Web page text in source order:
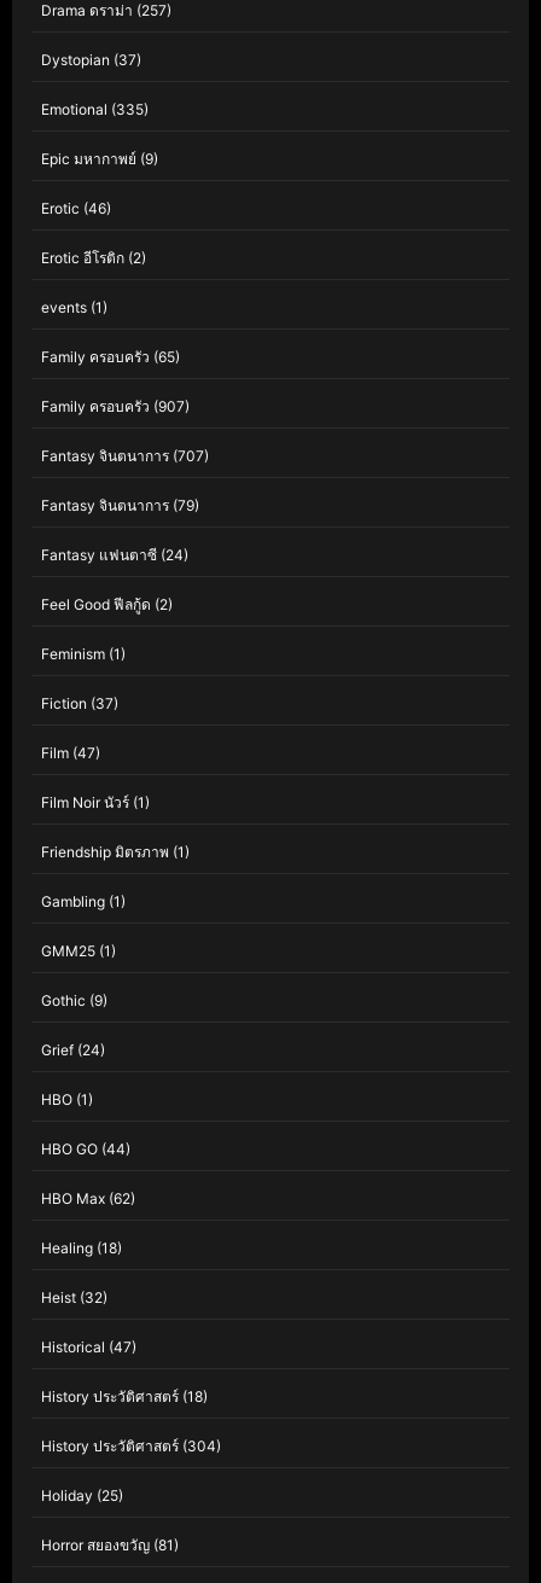
Drama ดราม่า (257)
Dystopian (37)
Emotional (335)
Epic มหากาพย์ (9)
Erotic (46)
Erotic อีโรติก (2)
events (1)
Family ครอบครัว (65)
Family ครอบครัว (907)
Fantasy จินตนาการ (707)
Fantasy จินตนาการ (79)
Fantasy แฟนตาซี (24)
Feel Good ฟีลกู้ด (2)
Feminism (1)
Fiction (37)
Film (47)
Film Noir นัวร์ (1)
Friendship มิตรภาพ (1)
Gambling (1)
GMM25 (1)
Gothic (9)
Grief (24)
HBO (1)
HBO GO (44)
HBO Max (62)
Healing (18)
Heist (32)
Historical (47)
History ประวัติศาสตร์ (18)
History ประวัติศาสตร์ (304)
Holiday (25)
Horror สยองขวัญ (81)